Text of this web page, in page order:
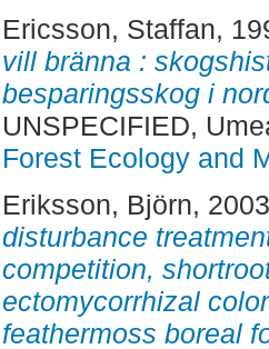
Ericsson, Staffan,
vill bränna :
besparingsskog i
UNSPECIFIED,
Forest Ecology and
Eriksson, Björn,
disturbance
competition,
ectomycorrhizal
feathermoss boreal